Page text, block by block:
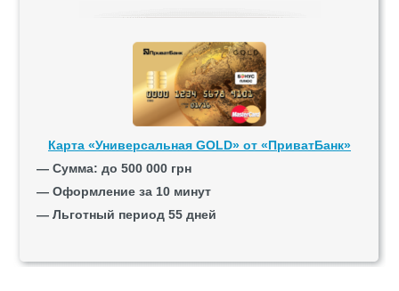
Карта «Универсальная GOLD» от «ПриватБанк»
— Сумма: до 500 000 грн
— Оформление за 10 минут
— Льготный период 55 дней